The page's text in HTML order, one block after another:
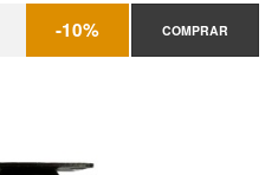
-10% COMPRAR